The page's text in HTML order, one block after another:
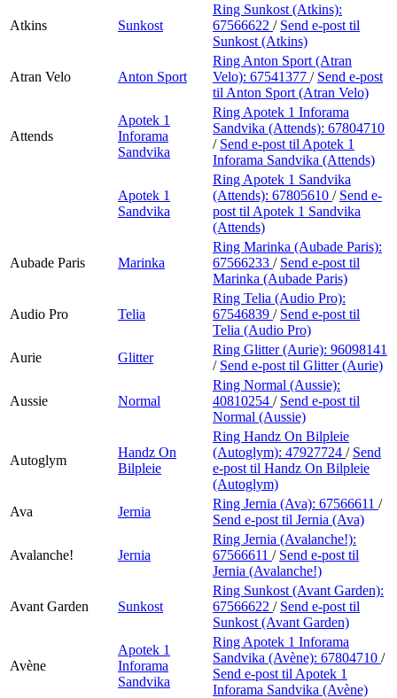
Atkins Sunkost
Ring Sunkost (Atkins):
67566622 / Send e-post til
Sunkost (Atkins)
Atran Velo Anton Sport
Ring Anton Sport (Atran
Velo): 67541377 / Send e-post
til Anton Sport (Atran Velo)
Attends
Apotek 1
Inforama
Sandvika
Ring Apotek 1 Inforama
Sandvika (Attends): 67804710
/ Send e-post til Apotek 1
Inforama Sandvika (Attends)
Apotek 1
Sandvika
Ring Apotek 1 Sandvika
(Attends): 67805610 / Send e-
post til Apotek 1 Sandvika
(Attends)
Aubade Paris Marinka
Ring Marinka (Aubade Paris):
67566233 / Send e-post til
Marinka (Aubade Paris)
Audio Pro Telia
Ring Telia (Audio Pro):
67546839 / Send e-post til
Telia (Audio Pro)
Aurie
Glitter
Ring Glitter (Aurie): 96098141
/ Send e-post til Glitter (Aurie)
Aussie Normal
Ring Normal (Aussie):
40810254 / Send e-post til
Normal (Aussie)
Autoglym
Handz On
Bilpleie
Ring Handz On Bilpleie
(Autoglym): 47927724 / Send
e-post til Handz On Bilpleie
(Autoglym)
Ava
Jernia
Ring Jernia (Ava): 67566611 /
Send e-post til Jernia (Ava)
Avalanche! Jernia
Ring Jernia (Avalanche!):
67566611 / Send e-post til
Jernia (Avalanche!)
Avant Garden Sunkost
Ring Sunkost (Avant Garden):
67566622 / Send e-post til
Sunkost (Avant Garden)
Avène
Apotek 1
Inforama
Sandvika
Ring Apotek 1 Inforama
Sandvika (Avène): 67804710 /
Send e-post til Apotek 1
Inforama Sandvika (Avène)